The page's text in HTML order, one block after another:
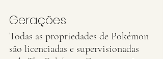
Gerações
Todas as propriedades de Pokémon
são licenciadas e supervisionadas